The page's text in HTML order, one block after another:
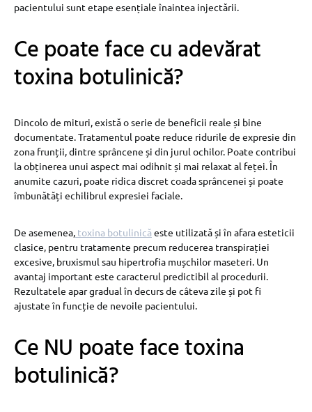
pacientului sunt etape esențiale înaintea injectării.
Ce poate face cu adevărat
toxina botulinică?
Dincolo de mituri, există o serie de beneficii reale și bine
documentate. Tratamentul poate reduce ridurile de expresie din
zona frunții, dintre sprâncene și din jurul ochilor. Poate contribui
la obținerea unui aspect mai odihnit și mai relaxat al feței. În
anumite cazuri, poate ridica discret coada sprâncenei și poate
îmbunătăți echilibrul expresiei faciale.
De asemenea, toxina botulinică este utilizată și în afara esteticii
clasice, pentru tratamente precum reducerea transpirației
excesive, bruxismul sau hipertrofia mușchilor maseteri. Un
avantaj important este caracterul predictibil al procedurii.
Rezultatele apar gradual în decurs de câteva zile și pot fi
ajustate în funcție de nevoile pacientului.
Ce NU poate face toxina
botulinică?